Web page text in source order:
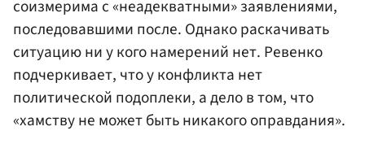
соизмерима с «неадекватными» заявлениями,
последовавшими после. Однако раскачивать
ситуацию ни у кого намерений нет. Ревенко
подчеркивает, что у конфликта нет
политической подоплеки, а дело в том, что
«хамству не может быть никакого оправдания».